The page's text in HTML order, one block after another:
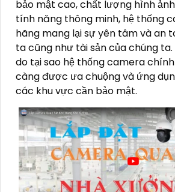
bảo mật cao, chất lượng hình
tính năng thông minh, hệ thống
hãng mang lại sự yên tâm và an
ta cũng như tài sản của chúng
do tại sao hệ thống camera
càng được ưa chuộng và ứng
các khu vực cần bảo mật.